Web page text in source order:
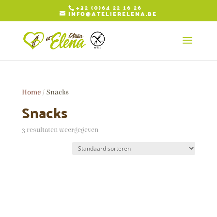
+32 (0)64 22 16 26
INFO@ATELIERELENA.BE
Home/ Snacks
Snacks
3 resultaten weergegeven